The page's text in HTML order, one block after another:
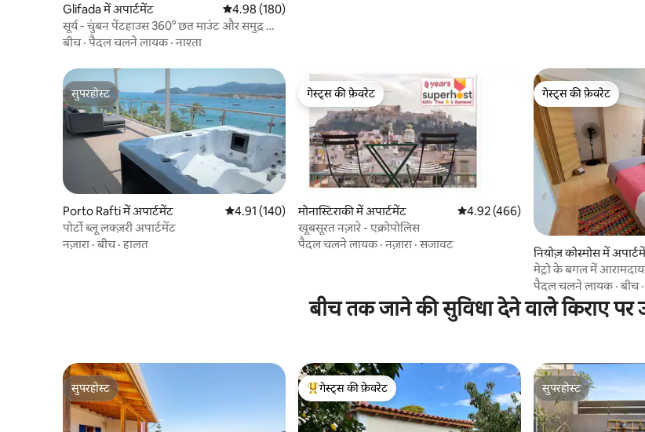
Glifada में अपार्टमेंट औसत रेटिंग 5 में से 4.98, 180 समीक्षाएँ
4.98 (180)
सूर्य - चुंबन पेंटहाउस 360° छत माउंट और समुद्र का
दृश्य
बीच·पैदल चलने लायक·नाश्ता
सुपरहोस्ट
सुपरहोस्ट
Porto Rafti में अपार्टमेंट औसत रेटिंग 5 में से 4.91, 140 समीक्षाएँ
4.91 (140)
पोर्टो ब्लू लक्ज़री अपार्टमेंट
नज़ारा ·बीच·हालत
गेस्ट्स की फ़ेवरेट
गेस्ट्स की फ़ेवरेट
मोनास्टिराकी में अपार्टमेंट औसत रेटिंग 5 में से 4.92, 466 समीक्षाएँ
4.92 (466)
खूबसूरत नज़ारे - एक्रोपोलिस
पैदल चलने लायक·नज़ारा ·सजावट
गेस्ट्स की फ़ेवरेट
गेस्ट्स की फ़ेवरेट
नियोज़ कोस्मोस में
मेट्रो के बगल में
(1Gbps) - नेटफ़्लिक्स
पैदल चलने लायक·बीच
बीच तक जाने की सुविधा देने वाले किराए
सुपरहोस्ट
सुपरहोस्ट
गेस्ट्स का टॉप फ़ेवरेट
गेस्ट्स की फ़ेवरेट
सुपरहोस्ट
सुपरहोस्ट